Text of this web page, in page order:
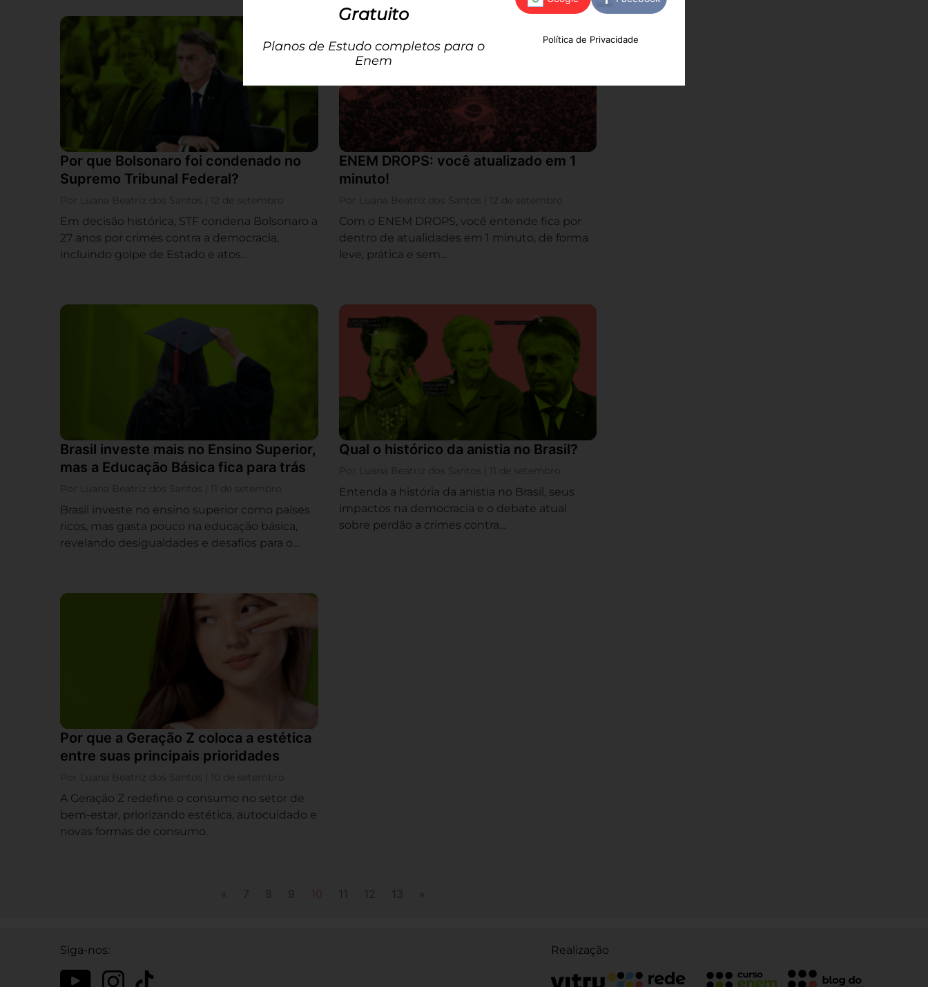
Por que Bolsonaro foi condenado no
Supremo Tribunal Federal?
Por Luana Beatriz dos Santos | 12 de setembro
Em decisão histórica, STF condena Bolsonaro a
27 anos por crimes contra a democracia,
incluindo golpe de Estado e atos...
ENEM DROPS: você atualizado em 1
minuto!
Por Luana Beatriz dos Santos | 12 de setembro
Com o ENEM DROPS, você entende fica por
dentro de atualidades em 1 minuto, de forma
leve, prática e sem...
Brasil investe mais no Ensino Superior,
mas a Educação Básica fica para trás
Por Luana Beatriz dos Santos | 11 de setembro
Brasil investe no ensino superior como países
ricos, mas gasta pouco na educação básica,
revelando desigualdades e desafios para o...
Qual o histórico da anistia no Brasil?
Por Luana Beatriz dos Santos | 11 de setembro
Entenda a história da anistia no Brasil, seus
impactos na democracia e o debate atual
sobre perdão a crimes contra...
Por que a Geração Z coloca a estética
entre suas principais prioridades
Por Luana Beatriz dos Santos | 10 de setembro
A Geração Z redefine o consumo no setor de
bem-estar, priorizando estética, autocuidado e
novas formas de consumo.
« 7 8 9 10 11 12 13 »
Siga-nos: Realização
Gratuito
Planos de Estudo completos para o
Enem
Política de Privacidade